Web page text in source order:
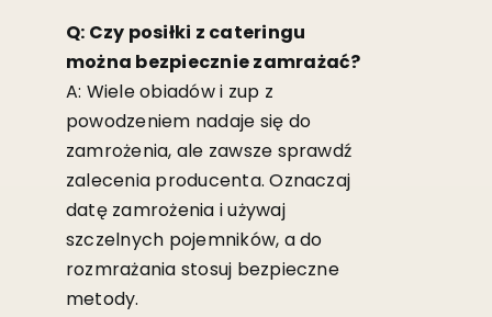
Q: Czy posiłki z cateringu
można bezpiecznie zamrażać?
A: Wiele obiadów i zup z
powodzeniem nadaje się do
zamrożenia, ale zawsze sprawdź
zalecenia producenta. Oznaczaj
datę zamrożenia i używaj
szczelnych pojemników, a do
rozmrażania stosuj bezpieczne
metody.